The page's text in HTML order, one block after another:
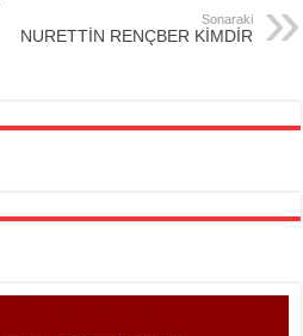
Sonaraki
NURETTİN RENÇBER KİMDİR